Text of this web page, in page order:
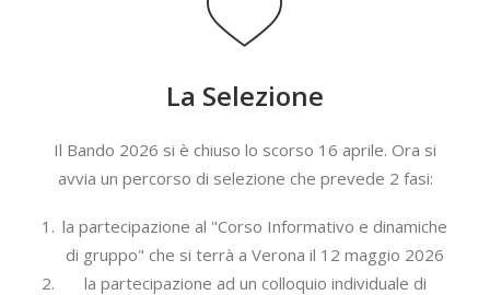
La Selezione
Il Bando 2026 si è chiuso lo scorso 16 aprile. Ora si
avvia un percorso di selezione che prevede 2 fasi:
la partecipazione al "Corso Informativo e dinamiche
di gruppo" che si terrà a Verona il 12 maggio 2026
la partecipazione ad un colloquio individuale di